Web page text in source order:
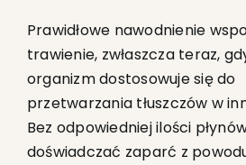
Prawidłowe nawodnienie
trawienie, zwłaszcza teraz,
organizm dostosowuje się do
przetwarzania tłuszczów w
Bez odpowiedniej ilości
doświadczać zaparć z